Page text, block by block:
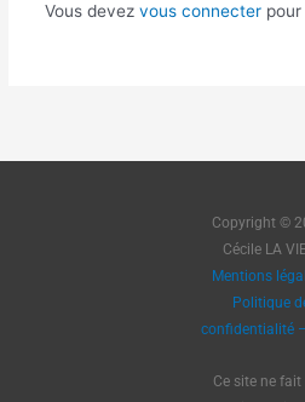
Vous devez vous connecterpour
Copyright ©
Cécile LA
Mentions
Politique
confidentialité –
Ce site ne fait